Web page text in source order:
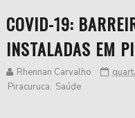
COVID-19:
INSTALADAS EM
Rhennan Carvalho
Piracuruca, Saúde